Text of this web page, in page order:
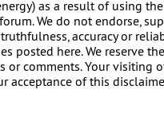
as a result of using
We do not endorse,
accuracy or
posted here. We reserve
or comments. Your visiting
acceptance of this